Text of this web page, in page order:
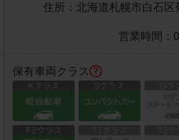
住所： 北海道札幌市白石
営業時間：
保有車両クラス